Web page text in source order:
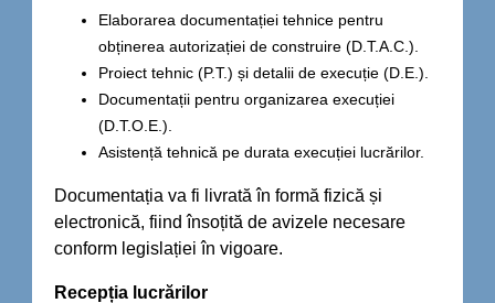
Elaborarea documentației tehnice pentru
obținerea autorizației de construire (D.T.A.C.).
Proiect tehnic (P.T.) și detalii de execuție (D.E.).
Documentații pentru organizarea execuției
(D.T.O.E.).
Asistență tehnică pe durata execuției lucrărilor.
Documentația va fi livrată în formă fizică și
electronică, fiind însoțită de avizele necesare
conform legislației în vigoare.
Recepția lucrărilor